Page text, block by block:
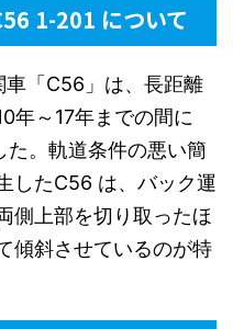
1-201 について
車「C56」は、長距離
年～17年までの間に
。軌道条件の悪い簡
したC56 は、バック運
側上部を切り取ったほ
傾斜させているのが特